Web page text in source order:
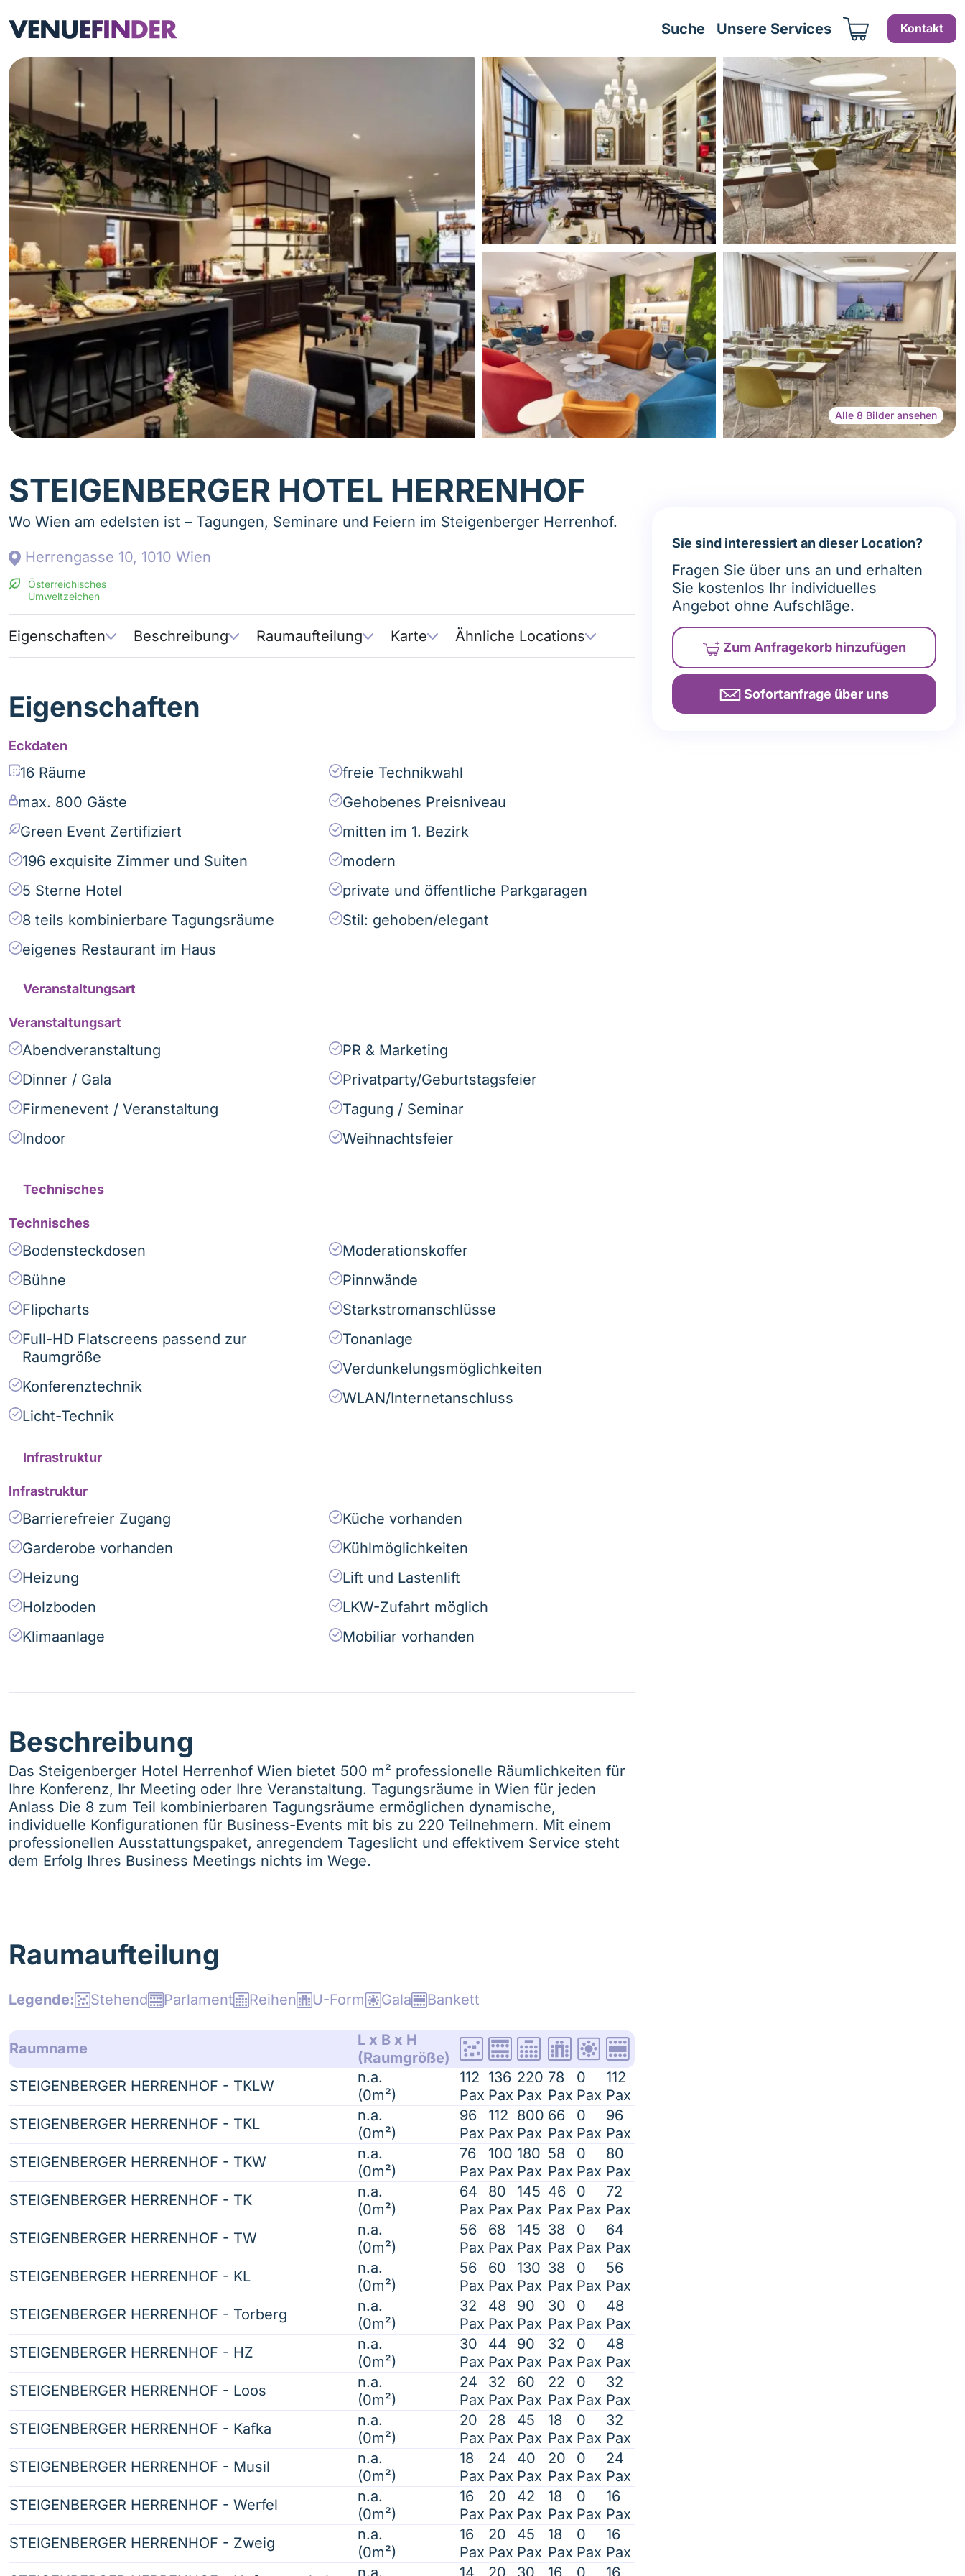
Zum Inhalt der Seite springen
Suche Unsere Services Kontakt
Alle 8 Bilder ansehen
STEIGENBERGER HOTEL HERRENHOF
Wo Wien am edelsten ist – Tagungen, Seminare und Feiern im Steigenberger Herrenhof.
Herrengasse 10, 1010 Wien
Österreichisches
Umweltzeichen
Eigenschaften Beschreibung Raumaufteilung Karte Ähnliche Locations
Eigenschaften
Eckdaten
16 Räume
max. 800 Gäste
Green Event Zertifiziert
196 exquisite Zimmer und Suiten
5 Sterne Hotel
8 teils kombinierbare Tagungsräume
eigenes Restaurant im Haus
freie Technikwahl
Gehobenes Preisniveau
mitten im 1. Bezirk
modern
private und öffentliche Parkgaragen
Stil: gehoben/elegant
Veranstaltungsart
Veranstaltungsart
Abendveranstaltung
Dinner / Gala
Firmenevent / Veranstaltung
Indoor
PR & Marketing
Privatparty/Geburtstagsfeier
Tagung / Seminar
Weihnachtsfeier
Technisches
Technisches
Bodensteckdosen
Bühne
Flipcharts
Full-HD Flatscreens passend zur
Raumgröße
Konferenztechnik
Licht-Technik
Moderationskoffer
Pinnwände
Starkstromanschlüsse
Tonanlage
Verdunkelungsmöglichkeiten
WLAN/Internetanschluss
Infrastruktur
Infrastruktur
Barrierefreier Zugang
Garderobe vorhanden
Heizung
Holzboden
Klimaanlage
Küche vorhanden
Kühlmöglichkeiten
Lift und Lastenlift
LKW-Zufahrt möglich
Mobiliar vorhanden
Beschreibung
Das Steigenberger Hotel Herrenhof Wien bietet 500 m² professionelle Räumlichkeiten für
Ihre Konferenz, Ihr Meeting oder Ihre Veranstaltung. Tagungsräume in Wien für jeden
Anlass Die 8 zum Teil kombinierbaren Tagungsräume ermöglichen dynamische,
individuelle Konfigurationen für Business-Events mit bis zu 220 Teilnehmern. Mit einem
professionellen Ausstattungspaket, anregendem Tageslicht und effektivem Service steht
dem Erfolg Ihres Business Meetings nichts im Wege.
Raumaufteilung
Stehend Parlament Reihen U-Form Gala Bankett
Raumname
L x B x H
(Raumgröße)
STEIGENBERGER HERRENHOF - TKLW
n.a.
(0m²)
112
Pax
136
Pax
220
Pax
78
Pax
0
Pax
112
Pax
STEIGENBERGER HERRENHOF - TKL
n.a.
(0m²)
96
Pax
112
Pax
800
Pax
66
Pax
0
Pax
96
Pax
STEIGENBERGER HERRENHOF - TKW
n.a.
(0m²)
76
Pax
100
Pax
180
Pax
58
Pax
0
Pax
80
Pax
STEIGENBERGER HERRENHOF - TK
n.a.
(0m²)
64
Pax
80
Pax
145
Pax
46
Pax
0
Pax
72
Pax
STEIGENBERGER HERRENHOF - TW
n.a.
(0m²)
56
Pax
68
Pax
145
Pax
38
Pax
0
Pax
64
Pax
STEIGENBERGER HERRENHOF - KL
n.a.
(0m²)
56
Pax
60
Pax
130
Pax
38
Pax
0
Pax
56
Pax
STEIGENBERGER HERRENHOF - Torberg
n.a.
(0m²)
32
Pax
48
Pax
90
Pax
30
Pax
0
Pax
48
Pax
STEIGENBERGER HERRENHOF - HZ
n.a.
(0m²)
30
Pax
44
Pax
90
Pax
32
Pax
0
Pax
48
Pax
STEIGENBERGER HERRENHOF - Loos
n.a.
(0m²)
24
Pax
32
Pax
60
Pax
22
Pax
0
Pax
32
Pax
STEIGENBERGER HERRENHOF - Kafka
n.a.
(0m²)
20
Pax
28
Pax
45
Pax
18
Pax
0
Pax
32
Pax
STEIGENBERGER HERRENHOF - Musil
n.a.
(0m²)
18
Pax
24
Pax
40
Pax
20
Pax
0
Pax
24
Pax
STEIGENBERGER HERRENHOF - Werfel
n.a.
(0m²)
16
Pax
20
Pax
42
Pax
18
Pax
0
Pax
16
Pax
STEIGENBERGER HERRENHOF - Zweig
n.a.
(0m²)
16
Pax
20
Pax
45
Pax
18
Pax
0
Pax
16
Pax
Sie sind interessiert an dieser Location?
Fragen Sie über uns an und erhalten
Sie kostenlos Ihr individuelles
Angebot ohne Aufschläge.
Zum Anfragekorbhinzufügen
Sofortanfrage über uns